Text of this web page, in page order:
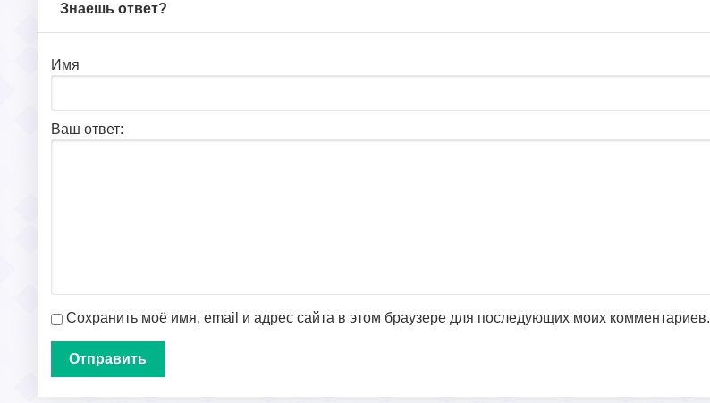
Знаешь ответ?
Имя
Ваш ответ:
Сохранить моё имя, email и адрес сайта в этом браузере для последующих моих комментариев.